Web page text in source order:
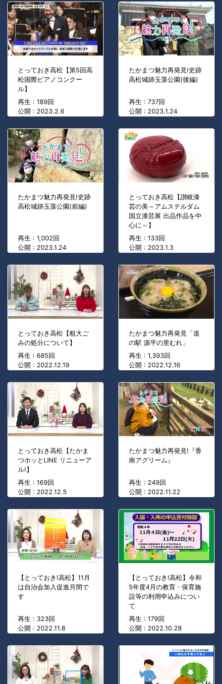
とっておき高松【第5回高
松国際ピアノコンクー
ル】
再生 : 189回
公開 : 2023.2.6
たかまつ魅力再発見!史跡
高松城跡玉藻公園(後編)
再生 : 737回
公開 : 2023.1.24
たかまつ魅力再発見!史跡
高松城跡玉藻公園(前編)
再生 : 1,002回
公開 : 2023.1.24
とっておき高松【讃岐漆
芸の美～アムステルダム
国立漆芸展 出品作品を中
心に～】
再生 : 133回
公開 : 2023.1.3
とっておき高松【粗大ご
みの処分について】
再生 : 685回
公開 : 2022.12.19
たかまつ魅力再発見「道
の駅 源平の里むれ」
再生 : 1,393回
公開 : 2022.12.16
とっておき高松【たかま
つホッとLINE リニューア
ル!】
再生 : 169回
公開 : 2022.12.5
たかまつ魅力再発見!『香
南アグリーム』
再生 : 249回
公開 : 2022.11.22
【とっておき!高松】11月
は自治会加入促進月間で
す
再生 : 323回
公開 : 2022.11.8
【とっておき!高松】令和
5年度4月の教育・保育施
設等の利用申込みについ
て
再生 : 179回
公開 : 2022.10.28